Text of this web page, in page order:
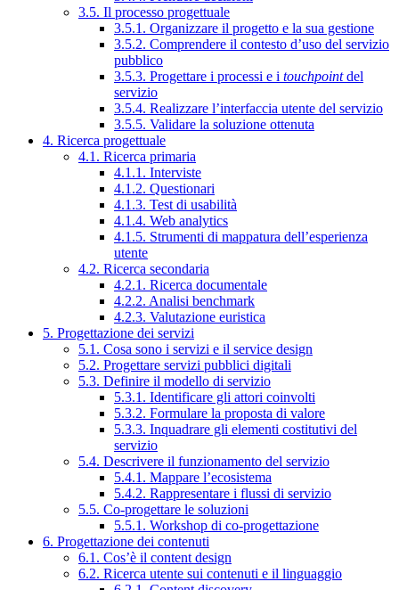
3.5. Il processo progettuale
3.5.1. Organizzare il progetto e la sua gestione
3.5.2. Comprendere il contesto d’uso del servizio
pubblico
3.5.3. Progettare i processi e i touchpointdel
servizio
3.5.4. Realizzare l’interfaccia utente del servizio
3.5.5. Validare la soluzione ottenuta
4. Ricerca progettuale
4.1. Ricerca primaria
4.1.1. Interviste
4.1.2. Questionari
4.1.3. Test di usabilità
4.1.4. Web analytics
4.1.5. Strumenti di mappatura dell’esperienza
utente
4.2. Ricerca secondaria
4.2.1. Ricerca documentale
4.2.2. Analisi benchmark
4.2.3. Valutazione euristica
5. Progettazione dei servizi
5.1. Cosa sono i servizi e il service design
5.2. Progettare servizi pubblici digitali
5.3. Definire il modello di servizio
5.3.1. Identificare gli attori coinvolti
5.3.2. Formulare la proposta di valore
5.3.3. Inquadrare gli elementi costitutivi del
servizio
5.4. Descrivere il funzionamento del servizio
5.4.1. Mappare l’ecosistema
5.4.2. Rappresentare i flussi di servizio
5.5. Co-progettare le soluzioni
5.5.1. Workshop di co-progettazione
6. Progettazione dei contenuti
6.1. Cos’è il content design
6.2. Ricerca utente sui contenuti e il linguaggio